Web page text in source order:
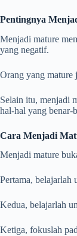
Pentingnya
Menjadi mature
yang negatif.
Orang yang mature
Selain itu, menjadi
hal-hal yang benar-
Cara Menjadi
Menjadi mature
Pertama, belajarlah
Kedua, belajarlah
Ketiga, fokuslah